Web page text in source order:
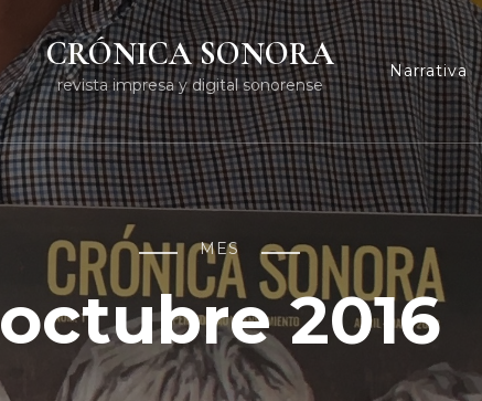
CRÓNICA SONORA
revista impresa y digital sonorense
Narrativa
MES
octubre 2016